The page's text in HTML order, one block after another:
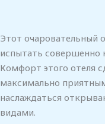
Этот очаровательный
испытать совершенно
Комфорт этого отеля
максимально
наслаждаться
видами.